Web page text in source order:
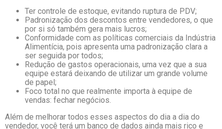
Ter controle de estoque, evitando ruptura de PDV;
Padronização dos descontos entre vendedores, o que
por si só também gera mais lucros;
Conformidade com as políticas comerciais da Indústria
Alimentícia, pois apresenta uma padronização clara a
ser seguida por todos;
Redução de gastos operacionais, uma vez que a sua
equipe estará deixando de utilizar um grande volume
de papel;
Foco total no que realmente importa à equipe de
vendas: fechar negócios.
Além de melhorar todos esses aspectos do dia a dia do
vendedor, você terá um banco de dados ainda mais rico e